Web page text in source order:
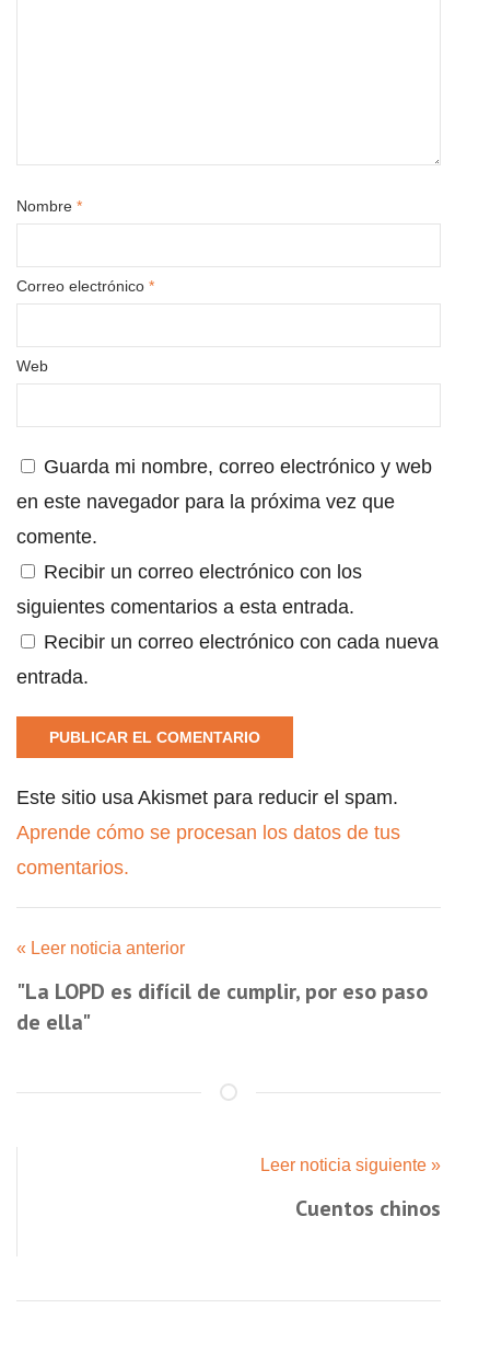
Nombre *
Correo electrónico *
Web
Guarda mi nombre, correo electrónico y web
en este navegador para la próxima vez que
comente.
Recibir un correo electrónico con los
siguientes comentarios a esta entrada.
Recibir un correo electrónico con cada nueva
entrada.
Este sitio usa Akismet para reducir el spam.
Aprende cómo se procesan los datos de tus
comentarios.
« Leer noticia anterior
"La LOPD es difícil de cumplir, por eso paso
de ella"
Leer noticia siguiente »
Cuentos chinos